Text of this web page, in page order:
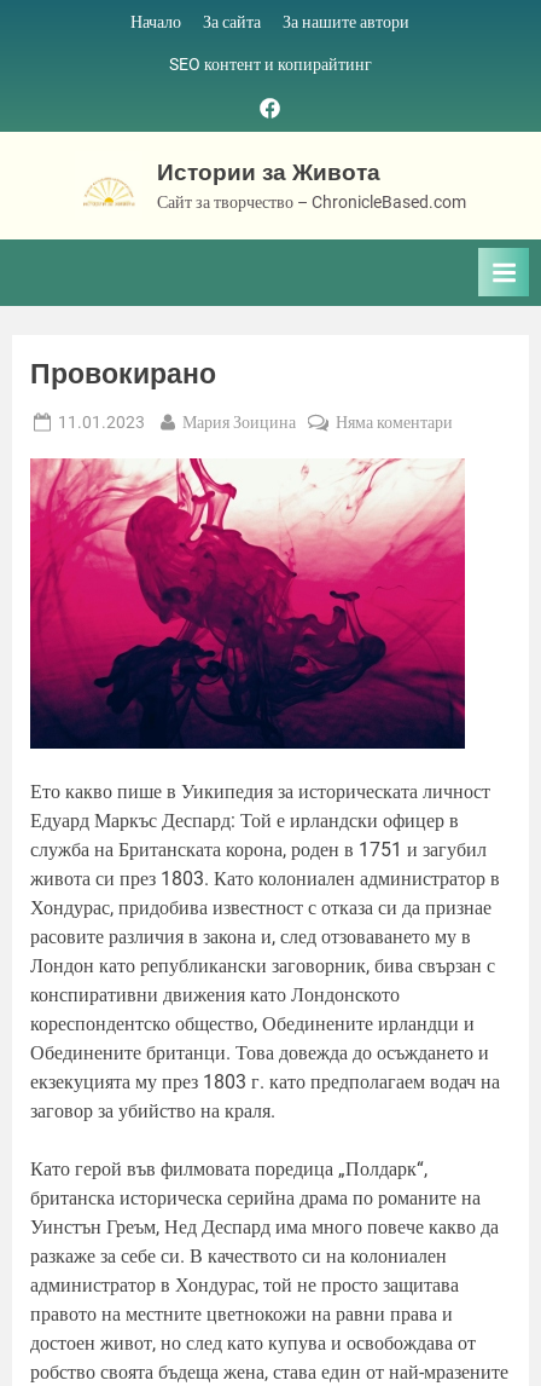
Начало За сайта За нашите автори
SEO контент и копирайтинг
Facebook
page
Истории за Живота
Сайт за творчество – ChronicleBased.com
Провокирано
Posted
11.01.2023 By
Мария Зоицина Няма коментариза
Ето какво пише в Уикипедия за историческата личност
Едуард Маркъс Деспард: Той е ирландски офицер в
служба на Британската корона, роден в 1751 и загубил
живота си през 1803. Като колониален администратор в
Хондурас, придобива известност с отказа си да признае
расовите различия в закона и, след отзоваването му в
Лондон като републикански заговорник, бива свързан с
конспиративни движения като Лондонското
кореспондентско общество, Обединените ирландци и
Обединените британци. Това довежда до осъждането и
екзекуцията му през 1803 г. като предполагаем водач на
заговор за убийство на краля.
Като герой във филмовата поредица „Полдарк“,
британска историческа серийна драма по романите на
Уинстън Греъм, Нед Деспард има много повече какво да
разкаже за себе си. В качеството си на колониален
администратор в Хондурас, той не просто защитава
правото на местните цветнокожи на равни права и
достоен живот, но след като купува и освобождава от
робство своята бъдеща жена, става един от най-мразените